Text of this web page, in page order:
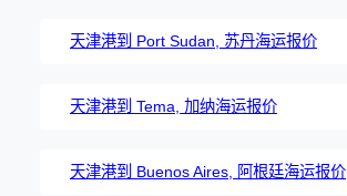
天津港到 Port Sudan, 苏丹海运报价
天津港到 Tema, 加纳海运报价
天津港到 Buenos Aires, 阿根廷海运报价